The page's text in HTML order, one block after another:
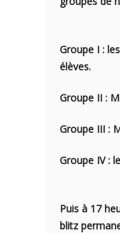
Groupe I :
élèves.
Groupe II :
Groupe III :
Groupe IV :
Puis à 17
blitz